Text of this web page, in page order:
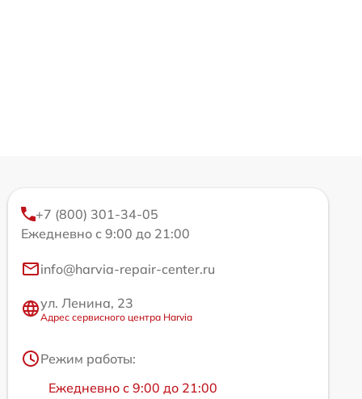
+7 (800) 301-34-05
Ежедневно с 9:00 до 21:00
info@harvia-repair-center.ru
ул. Ленина, 23
Адрес сервисного центра Harvia
Режим работы:
Ежедневно с 9:00 до 21:00